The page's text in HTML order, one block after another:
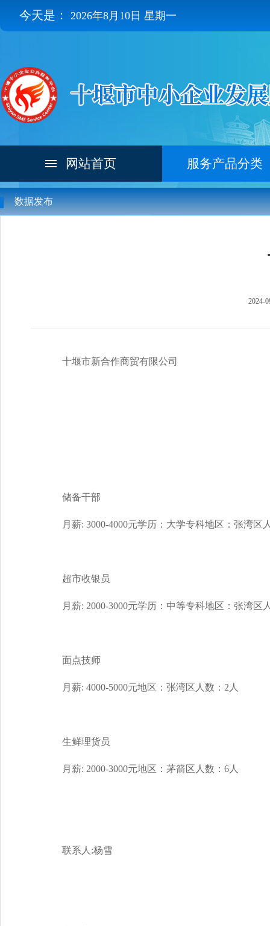
今天是： 2026年8月10日 星期一
网站首页 服务产品分类
数据发布
2024-
十堰市新合作商贸有限公司
储备干部
月薪: 3000-4000元学历：大学专科地区：张湾区
超市收银员
月薪: 2000-3000元学历：中等专科地区：张湾区
面点技师
月薪: 4000-5000元地区：张湾区人数：2人
生鲜理货员
月薪: 2000-3000元地区：茅箭区人数：6人
联系人:杨雪